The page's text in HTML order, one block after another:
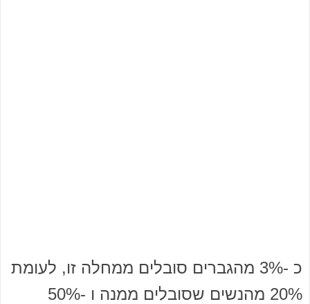
כ -3% מהגברים סובלים ממחלה זו, לעומת
20% מהנשים שסובלים ממנה ו -50%